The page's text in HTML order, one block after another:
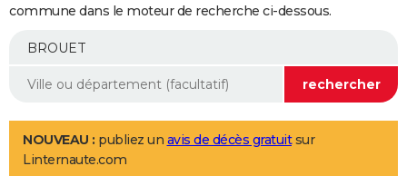
Essais
Réserver un essai
Citadines
Berlines
SUV
Forum auto
+
Mobiles
Meilleur smartphone
Internet
Ordinateurs
Jeux vidéo
Guide high-tech
Aménagement intérieur
LIFESTYLE
Art de vivre
Bien-être
Loisirs
Mode
Modes de vie
commune dans le moteur de recherche ci-dessous.
NOUVEAU : publiez un avis de décès gratuitsur
Linternaute.com